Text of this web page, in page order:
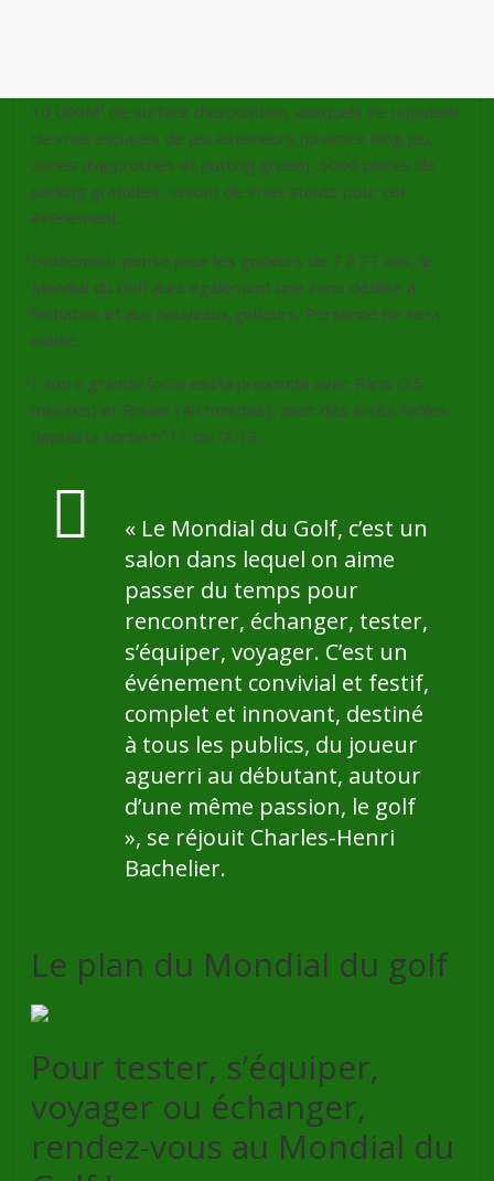
10 000M² de surface d’exposition, auxquels se rajoutent
de vrais espaces de jeu extérieurs (practice long jeu,
zones d’approches et putting green), 5000 places de
parking gratuites, seront de vrais atouts pour cet
événement.
Evénement pensé pour les golfeurs de 7 à 77 ans, le
Mondial du Golf aura également une zone dédiée à
l’initiation et aux nouveaux golfeurs. Personne ne sera
oublié.
L’autre grande force est la proximité avec Paris (35
minutes) et Rouen (40 minutes), avec des accès faciles
depuis la sortie n°11 de l’A 13.
« Le Mondial du Golf, c’est un
salon dans lequel on aime
passer du temps pour
rencontrer, échanger, tester,
s’équiper, voyager. C’est un
événement convivial et festif,
complet et innovant, destiné
à tous les publics, du joueur
aguerri au débutant, autour
d’une même passion, le golf
», se réjouit Charles-Henri
Bachelier.
Le plan du Mondial du golf
Pour tester, s’équiper,
voyager ou échanger,
rendez-vous au Mondial du